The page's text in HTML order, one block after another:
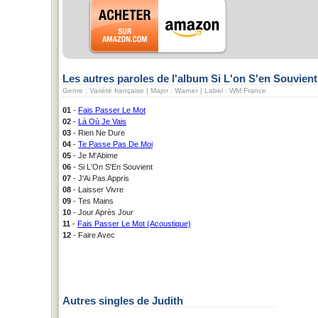
Les autres paroles de l'album Si L'on S'en
Genre : Variété française | Major : Warner | Label : WM France
01 - Fais Passer Le Mot
02 - Là Où Je Vais
03 - Rien Ne Dure
04 - Te Passe Pas De Moi
05 - Je M'Abime
06 - Si L'On S'En Souvient
07 - J'Ai Pas Appris
08 - Laisser Vivre
09 - Tes Mains
10 - Jour Après Jour
11 - Fais Passer Le Mot (Acoustique)
12 - Faire Avec
Autres singles de Judith